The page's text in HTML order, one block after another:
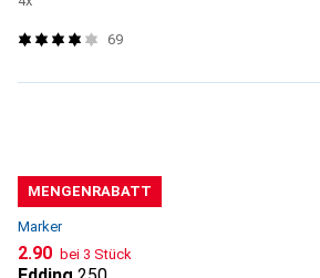
69
MENGENRABATT
Marker
CHF
2.90 bei 3 Stück